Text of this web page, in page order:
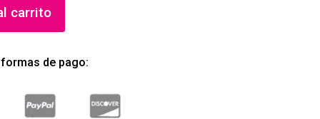
carrito
de pago: